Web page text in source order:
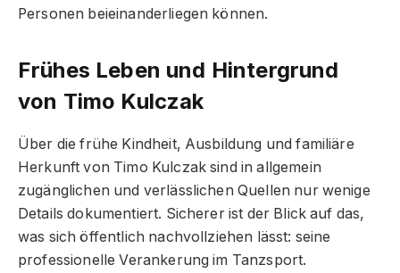
Personen beieinanderliegen können.
Frühes Leben und Hintergrund
von Timo Kulczak
Über die frühe Kindheit, Ausbildung und familiäre
Herkunft von Timo Kulczak sind in allgemein
zugänglichen und verlässlichen Quellen nur wenige
Details dokumentiert. Sicherer ist der Blick auf das,
was sich öffentlich nachvollziehen lässt: seine
professionelle Verankerung im Tanzsport.